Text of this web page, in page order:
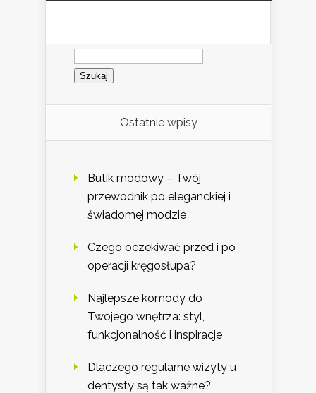
Szukaj:
Ostatnie wpisy
Butik modowy – Twój
przewodnik po eleganckiej i
świadomej modzie
Czego oczekiwać przed i po
operacji kręgosłupa?
Najlepsze komody do
Twojego wnętrza: styl,
funkcjonalność i inspiracje
Dlaczego regularne wizyty u
dentysty są tak ważne?